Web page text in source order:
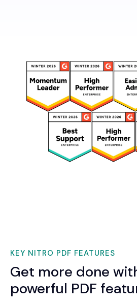
KEY NITRO PDF FEATURES
Get more done
powerful PDF